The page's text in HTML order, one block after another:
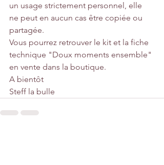
un usage strictement personnel, elle
ne peut en aucun cas être copiée ou
partagée.
Vous pourrez retrouver le kit et la fiche
technique "Doux moments ensemble"
en vente dans la boutique.
A bientôt
Steff la bulle